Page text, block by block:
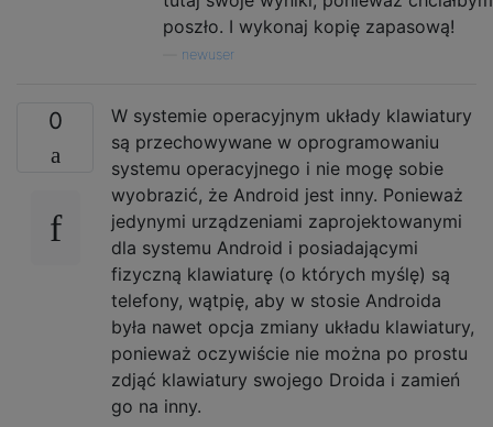
poszło. I wykonaj kopię zapasową!
newuser
0
W systemie operacyjnym układy klawiatury
są przechowywane w oprogramowaniu
systemu operacyjnego i nie mogę sobie
wyobrazić, że Android jest inny. Ponieważ
jedynymi urządzeniami zaprojektowanymi
dla systemu Android i posiadającymi
fizyczną klawiaturę (o których myślę) są
telefony, wątpię, aby w stosie Androida
była nawet opcja zmiany układu klawiatury,
ponieważ oczywiście nie można po prostu
zdjąć klawiatury swojego Droida i zamień
go na inny.